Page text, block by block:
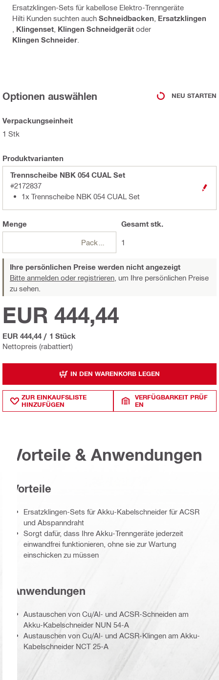
Ersatzklingen-Sets für kabellose Elektro-Trenngeräte
Hilti Kunden suchten auch Schneidbacken Ersatzklingen
Klingenset Klingen Schneidgerät oder
Klingen Schneider
Optionen auswählen NEU STARTEN
Verpackungseinheit
1 Stk
Produktvarianten
Trennscheibe NBK 054 CUAL Set
#2172837
1x Trennscheibe NBK 054 CUAL Set
Menge
Packungen
Gesamtstk.
1
Ihre persönlichen Preise werden nicht angezeigt
Bitte anmelden oder registrieren, um Ihre persönlichen Preise
zu sehen.
Nettopreis (rabattiert)
EUR 444,44
EUR 444,44 / 1 Stück
IN DEN WARENKORB LEGEN
ZUR EINKAUFSLISTE
HINZUFÜGEN
VERFÜGBARKEIT PRÜF
EN
Vorteile & Anwendungen
Vorteile
Ersatzklingen-Sets für Akku-Kabelschneider für ACSR
und Abspanndraht
Sorgt dafür, dass Ihre Akku-Trenngeräte jederzeit
einwandfrei funktionieren, ohne sie zur Wartung
einschicken zu müssen
Anwendungen
Austauschen von Cu/Al- und ACSR-Schneiden am
Akku-Kabelschneider NUN 54-A
Austauschen von Cu/Al- und ACSR-Klingen am Akku-
Kabelschneider NCT 25-A